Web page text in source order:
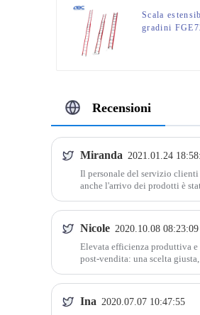
Scala
gradini
Recensioni
Miranda 2021.01.24
Il personale del servizio
anche l'arrivo dei prodotti è
Nicole 2020.10.08 08:23:09
Elevata efficienza produttiva
post-vendita: una scelta
Ina 2020.07.07 10:47:55